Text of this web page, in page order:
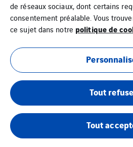
Tél : 05 45 25 30 00
Mentions légales
Cookies
de réseaux sociaux, dont certains
consentement préalable. Vous
ce sujet dans notre politique de
Tout
Tout